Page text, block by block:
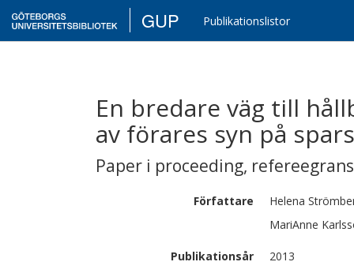
GUP Publikationslistor
En bredare väg till
av förares syn på
Paper i proceeding,
Författare Helena
MariAnne
Publikationsår
2013